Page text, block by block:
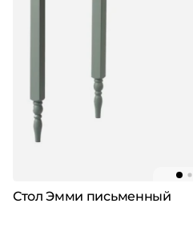
Стол Эмми письменный